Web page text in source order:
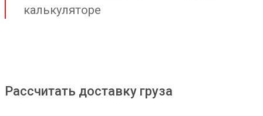
калькуляторе
Рассчитать доставку груза